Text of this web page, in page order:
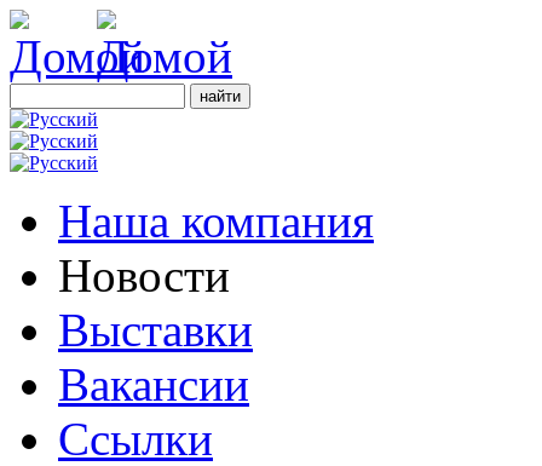
Наша компания
Новости
Выставки
Вакансии
Ссылки